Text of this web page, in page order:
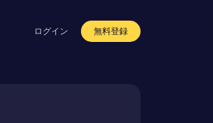
ログイン 無料登録